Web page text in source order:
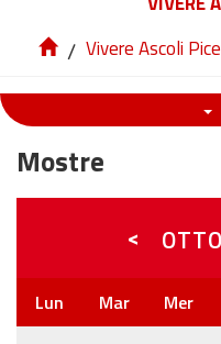
/ Vivere Ascoli
Mostre
<